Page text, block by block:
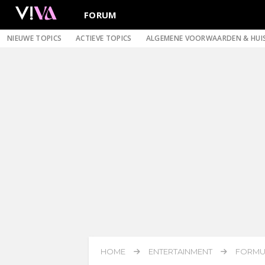
FORUM
NIEUWE TOPICS ACTIEVE TOPICS ALGEMENE VOORWAARDEN &
HOME ENTERTAINMENT